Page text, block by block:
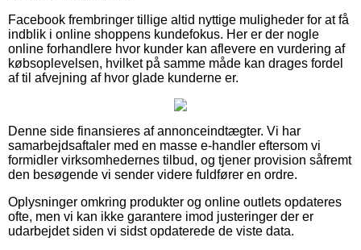
Facebook frembringer tillige altid nyttige muligheder for at få
indblik i online shoppens kundefokus. Her er der nogle
online forhandlere hvor kunder kan aflevere en vurdering af
købsoplevelsen, hvilket på samme måde kan drages fordel
af til afvejning af hvor glade kunderne er.
Denne side finansieres af annonceindtægter. Vi har
samarbejdsaftaler med en masse e-handler eftersom vi
formidler virksomhedernes tilbud, og tjener provision såfremt
den besøgende vi sender videre fuldfører en ordre.
Oplysninger omkring produkter og online outlets opdateres
ofte, men vi kan ikke garantere imod justeringer der er
udarbejdet siden vi sidst opdaterede de viste data.